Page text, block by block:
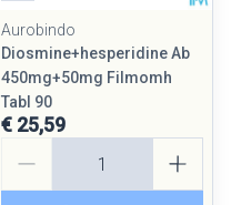
Aurobindo
Diosmine+hesperidine Ab
450mg+50mg Filmomh
Tabl 90
€ 25,59